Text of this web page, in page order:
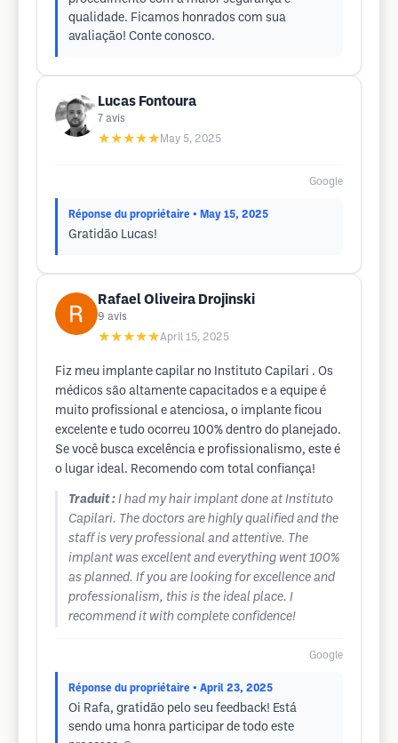
qualidade. Ficamos honrados com sua
avaliação! Conte conosco.
Lucas Fontoura
7 avis
★★★★★ May 5, 2025
Google
Réponse du propriétaire • May 15, 2025
Gratidão Lucas!
Rafael Oliveira Drojinski
9 avis
★★★★★April 15, 2025
Fiz meu implante capilar no Instituto Capilari . Os
médicos são altamente capacitados e a equipe é
muito profissional e atenciosa, o implante ficou
excelente e tudo ocorreu 100% dentro do planejado.
Se você busca excelência e profissionalismo, este é
o lugar ideal. Recomendo com total confiança!
Traduit : I had my hair implant done at Instituto
Capilari. The doctors are highly qualified and the
staff is very professional and attentive. The
implant was excellent and everything went 100%
as planned. If you are looking for excellence and
professionalism, this is the ideal place. I
recommend it with complete confidence!
Google
Réponse du propriétaire • April 23, 2025
Oi Rafa, gratidão pelo seu feedback! Está
sendo uma honra participar de todo este